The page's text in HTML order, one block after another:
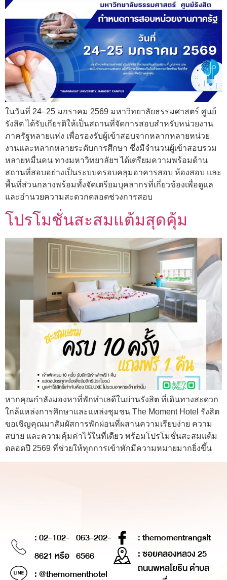
ในวันที่ 24–25 มกราคม 2569 มหาวิทยาลัยธรรมศาสตร์ ศูนย์
รังสิต ได้รับเกียรติให้เป็นสถานที่จัดการสอบสำหรับหน่วยงาน
ภาครัฐหลายแห่ง เพื่อรองรับผู้เข้าสอบจากหลากหลายหน่วย
งานและหลากหลายระดับการศึกษา ซึ่งมีจำนวนผู้เข้าสอบรวม
หลายหมื่นคน ทางมหาวิทยาลัยฯ ได้เตรียมความพร้อมด้าน
สถานที่สอบอย่างเป็นระบบครอบคลุมอาคารสอบ ห้องสอบ และ
พื้นที่ส่วนกลางพร้อมทั้งจัดเตรียมบุคลากรที่เกี่ยวข้องเพื่อดูแล
และอำนวยความสะดวกตลอดช่วงการสอบ
โปรโมชั่นสะสมแต้มสุดคุ้ม
หากคุณกำลังมองหาที่พักทำเลดีในย่านรังสิต ที่เดินทางสะดวก
ใกล้แหล่งการศึกษาและแหล่งชุมชน The Moment Hotel รังสิต
ขอเชิญคุณมาสัมผัสการพักผ่อนที่ผสานความเรียบง่าย ความ
สบาย และความคุ้มค่าไว้ในที่เดียว พร้อมโปรโมชั่นสะสมแต้ม
ตลอดปี 2569 ที่ช่วยให้ทุกการเข้าพักมีความหมายมากยิ่งขึ้น
: 02-102-
8621 หรือ
063-202-
6566
: @themomenthotel
: themomentrangsit
: ซอยคลองหลวง 25
ถนนพหลโยธิน ตำบล